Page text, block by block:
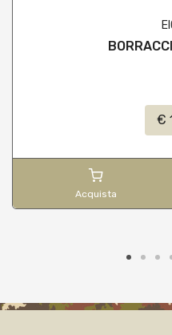
€
Acquista